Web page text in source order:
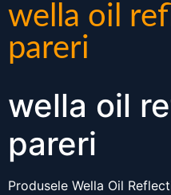
wella oil
pareri
wella oil
pareri
Produsele Wella Oil